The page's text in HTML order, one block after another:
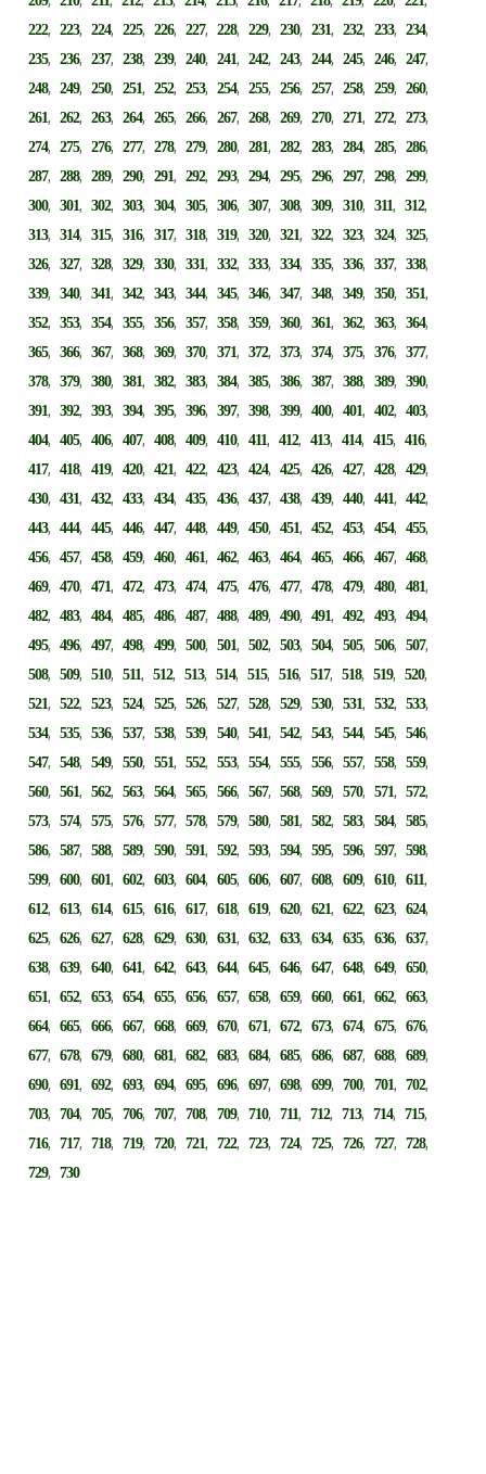
222,223,224,225,226,227,228,229,230,231,232,233,234,
235,236,237,238,239,240,241,242,243,244,245,246,247,
248,249,250,251,252,253,254,255,256,257,258,259,260,
261,262,263,264,265,266,267,268,269,270,271,272,273,
274,275,276,277,278,279,280,281,282,283,284,285,286,
287,288,289,290,291,292,293,294,295,296,297,298,299,
300,301,302,303,304,305,306,307,308,309,310,311,312,
313,314,315,316,317,318,319,320,321,322,323,324,325,
326,327,328,329,330,331,332,333,334,335,336,337,338,
339,340,341,342,343,344,345,346,347,348,349,350,351,
352,353,354,355,356,357,358,359,360,361,362,363,364,
365,366,367,368,369,370,371,372,373,374,375,376,377,
378,379,380,381,382,383,384,385,386,387,388,389,390,
391,392,393,394,395,396,397,398,399,400,401,402,403,
404,405,406,407,408,409,410,411,412,413,414,415,416,
417,418,419,420,421,422,423,424,425,426,427,428,429,
430,431,432,433,434,435,436,437,438,439,440,441,442,
443,444,445,446,447,448,449,450,451,452,453,454,455,
456,457,458,459,460,461,462,463,464,465,466,467,468,
469,470,471,472,473,474,475,476,477,478,479,480,481,
482,483,484,485,486,487,488,489,490,491,492,493,494,
495,496,497,498,499,500,501,502,503,504,505,506,507,
508,509,510,511,512,513,514,515,516,517,518,519,520,
521,522,523,524,525,526,527,528,529,530,531,532,533,
534,535,536,537,538,539,540,541,542,543,544,545,546,
547,548,549,550,551,552,553,554,555,556,557,558,559,
560,561,562,563,564,565,566,567,568,569,570,571,572,
573,574,575,576,577,578,579,580,581,582,583,584,585,
586,587,588,589,590,591,592,593,594,595,596,597,598,
599,600,601,602,603,604,605,606,607,608,609,610,611,
612,613,614,615,616,617,618,619,620,621,622,623,624,
625,626,627,628,629,630,631,632,633,634,635,636,637,
638,639,640,641,642,643,644,645,646,647,648,649,650,
651,652,653,654,655,656,657,658,659,660,661,662,663,
664,665,666,667,668,669,670,671,672,673,674,675,676,
677,678,679,680,681,682,683,684,685,686,687,688,689,
690,691,692,693,694,695,696,697,698,699,700,701,702,
703,704,705,706,707,708,709,710,711,712,713,714,715,
716,717,718,719,720,721,722,723,724,725,726,727,728,
729,730